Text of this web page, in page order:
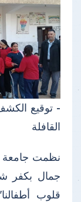
القافلة
نظمت جامعة
جمال بكفر
قلوب